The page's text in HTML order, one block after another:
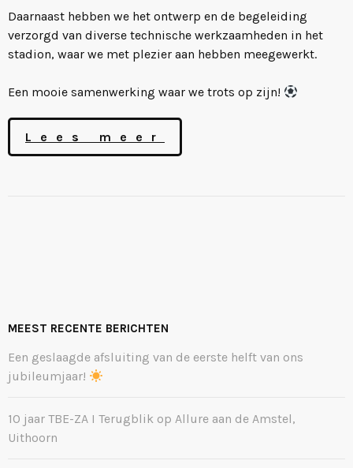
Daarnaast hebben we het ontwerp en de begeleiding
verzorgd van diverse technische werkzaamheden in het
stadion, waar we met plezier aan hebben meegewerkt.
Een mooie samenwerking waar we trots op zijn!
Lees meer
MEEST RECENTE BERICHTEN
Een geslaagde afsluiting van de eerste helft van ons
jubileumjaar!
10 jaar TBE-ZA I Terugblik op Allure aan de Amstel,
Uithoorn